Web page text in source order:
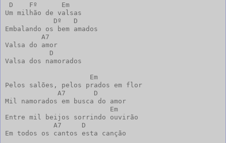
D    Fº      Em
Um milhão de valsas
            Dº   D
Embalando os bem amados
         A7
Valsa do amor
           D
Valsa dos namorados
                     Em
Pelos salões, pelos prados em flor
             A7       D
Mil namorados em busca do amor
                          Em
Entre mil beijos sorrindo ouvirão
            A7     D
Em todos os cantos esta canção